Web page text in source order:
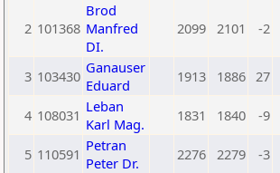
2 101368
Brod
Manfred
DI.
2099 2101 -2
3 103430 Ganauser
Eduard
1913 1886 27
4 108031 Leban
Karl Mag.
1831 1840 -9
5 110591 Petran
Peter Dr.
2276 2279 -3